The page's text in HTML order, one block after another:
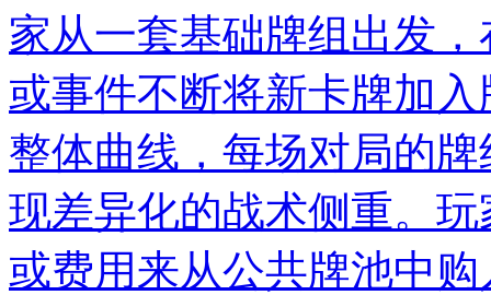
家从一套基础牌组出发
或事件不断将新卡牌加
整体曲线，每场对局的
现差异化的战术侧重。
或费用来从公共牌池中